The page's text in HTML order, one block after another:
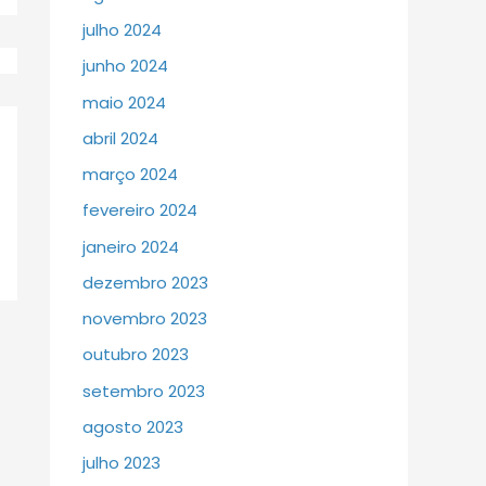
julho 2024
junho 2024
maio 2024
abril 2024
março 2024
fevereiro 2024
janeiro 2024
dezembro 2023
novembro 2023
outubro 2023
setembro 2023
agosto 2023
julho 2023